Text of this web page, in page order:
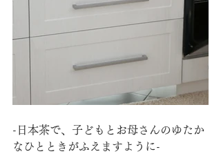
-日本茶で、子どもとお母さんのゆたか
なひとときがふえますように-